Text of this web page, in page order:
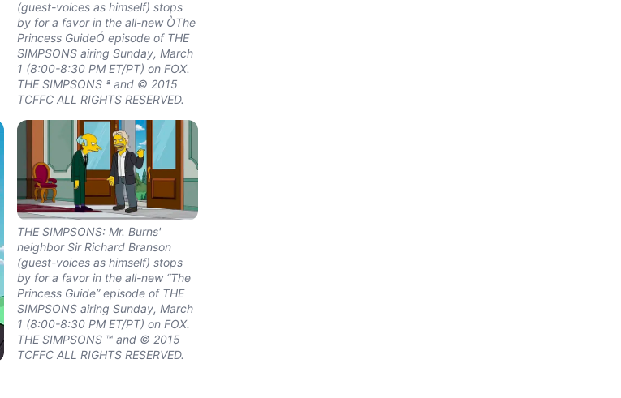
(guest-voices as himself) stops
by for a favor in the all-new ÒThe
Princess GuideÓ episode of THE
SIMPSONS airing Sunday, March
1 (8:00-8:30 PM ET/PT) on FOX.
THE SIMPSONS ª and © 2015
TCFFC ALL RIGHTS RESERVED.
THE SIMPSONS: Mr. Burns'
neighbor Sir Richard Branson
(guest-voices as himself) stops
by for a favor in the all-new “The
Princess Guide” episode of THE
SIMPSONS airing Sunday, March
1 (8:00-8:30 PM ET/PT) on FOX.
THE SIMPSONS ™ and © 2015
TCFFC ALL RIGHTS RESERVED.